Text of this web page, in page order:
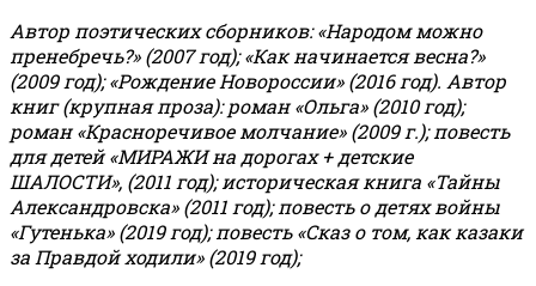
Автор поэтических сборников: «Народом можно
пренебречь?» (2007 год); «Как начинается весна?»
(2009 год); «Рождение Новороссии» (2016 год). Автор
книг (крупная проза): роман «Ольга» (2010 год);
роман «Красноречивое молчание» (2009 г.); повесть
для детей «МИРАЖИ на дорогах + детские
ШАЛОСТИ», (2011 год); историческая книга «Тайны
Александровска» (2011 год); повесть о детях войны
«Гутенька» (2019 год); повесть «Сказ о том, как казаки
за Правдой ходили» (2019 год);